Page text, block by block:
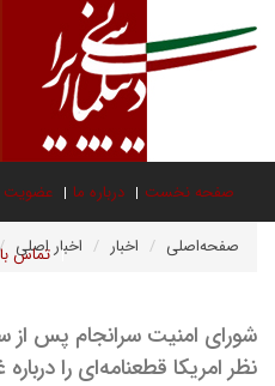
صفحه نخست درباره ما عضویت
تماس صفحه‌اصلی اخبار اخبار اصلی
شورای امنیت سرانجام پس
نظر امریکا قطعنامه‌ای را